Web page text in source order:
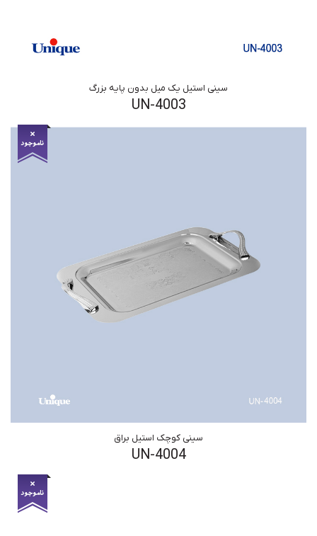
سینی استیل یک میل بدون پایه بزرگ
UN-4003
سینی کوچک استیل براق
UN-4004